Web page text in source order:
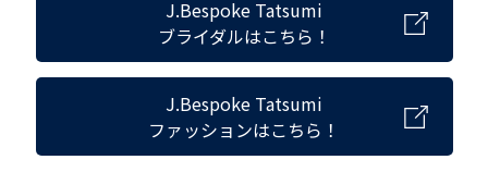
J.Bespoke Tatsumi
ブライダルはこちら！
J.Bespoke Tatsumi
ファッションはこちら！